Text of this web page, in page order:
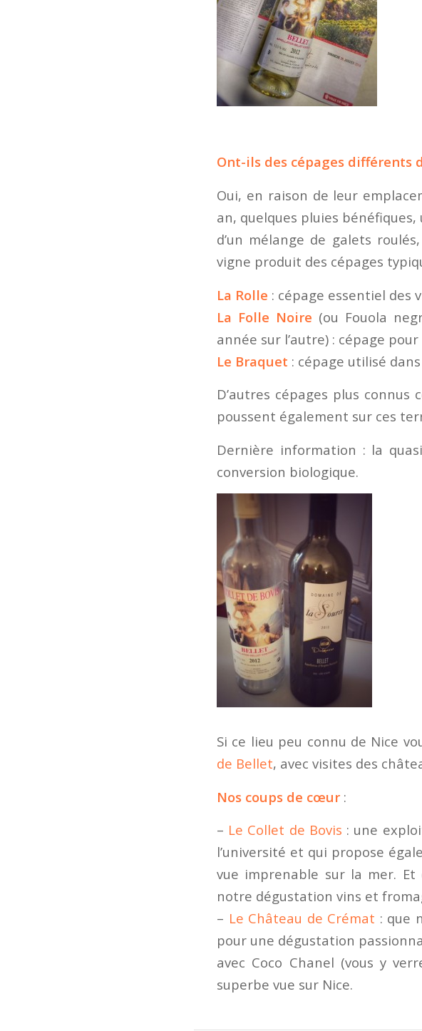
Ont-ils des cépages différents
Oui, en raison de leur
an, quelques pluies
d’un mélange de galets
vigne produit des cépages
La Rolle : cépage essentiel des
La Folle Noire (ou Fouola
année sur l’autre) : cépage
Le Braquet : cépage utilisé
D’autres cépages plus
poussent également sur ces
Dernière information : la
conversion biologique.
Si ce lieu peu connu de Nice
de Bellet, avec visites des
Nos coups de cœur :
– Le Collet de Bovis : une
l’université et qui propose
vue imprenable sur la mer. Et
notre dégustation vins et
– Le Château de Crémat : que
pour une dégustation
avec Coco Chanel (vous y
superbe vue sur Nice.